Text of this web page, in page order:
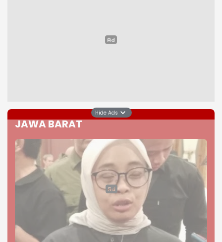
JAWA BARAT
Hide Ads